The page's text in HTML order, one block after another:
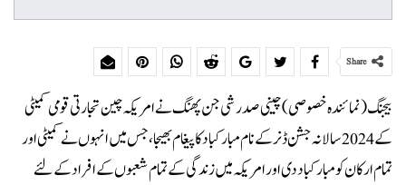
Share
بیجنگ (نمائندہ خصوصی) چینی صدر شی جن پھنگ نے امریکہ چین تجارتی قومی کمیٹی
کے 2024 سالانہ جشن ڈنر کے نام مبارکباد کا پیغام بھیجا ،جس میں انہوں نے کمیٹی اور
تمام ارکان کو مبارکباد دی اور امریکہ میں زندگی کے تمام شعبوں کے افراد کے لئے